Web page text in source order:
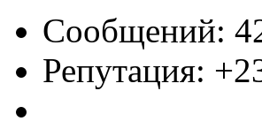
Сообщений:
Репутация: